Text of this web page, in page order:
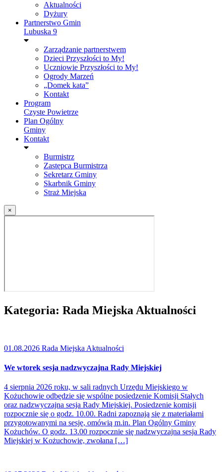
Aktualności
Dyżury
Partnerstwo Gmin
Lubuska 9
Zarządzanie partnerstwem
Dzieci Przyszłości to My!
Uczniowie Przyszłości to My!
Ogrody Marzeń
„Domek kata”
Kontakt
Program
Czyste Powietrze
Plan Ogólny
Gminy
Kontakt
Burmistrz
Zastępca Burmistrza
Sekretarz Gminy
Skarbnik Gminy
Straż Miejska
×
Kategoria: Rada Miejska Aktualności
01.08.2026 Rada Miejska Aktualności
We wtorek sesja nadzwyczajna Rady Miejskiej
4 sierpnia 2026 roku, w sali radnych Urzędu Miejskiego w
Kożuchowie odbędzie się wspólne posiedzenie Komisji Stałych
oraz nadzwyczajna sesja Rady Miejskiej. Posiedzenie komisji
rozpocznie się o godz. 10.00. Radni zapoznają się z materiałami
przygotowanymi na sesję, omówią m.in. Plan Ogólny Gminy
Kożuchów. O godz. 13.00 rozpocznie się nadzwyczajna sesja Rady
Miejskiej w Kożuchowie, zwołana […]